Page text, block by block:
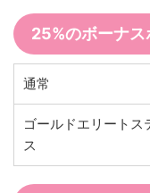
25%のボーナ
通常
ゴールドエリートス
ス